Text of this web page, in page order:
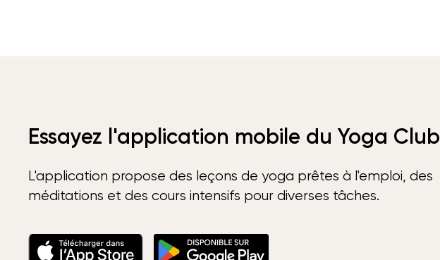
Essayez l'application mobile du Yoga Club
L'application propose des leçons de yoga prêtes à l'emploi, des
méditations et des cours intensifs pour diverses tâches.